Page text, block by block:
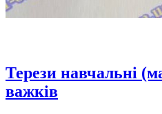
Терези навчальні
важків